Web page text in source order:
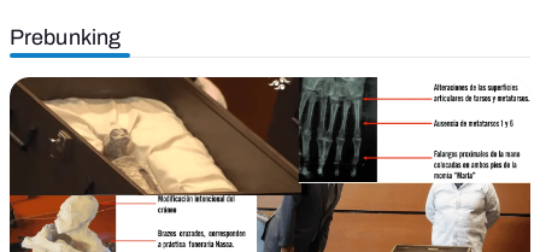
Prebunking